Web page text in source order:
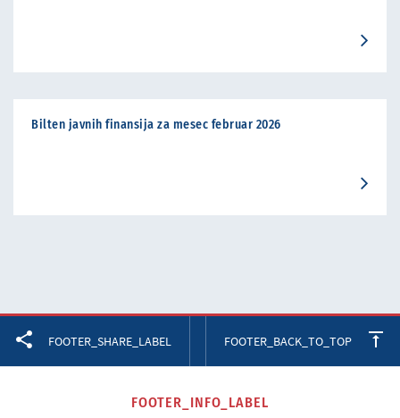
Bilten javnih finansija za mesec februar 2026
FOOTER_SHARE_LABEL FOOTER_BACK_TO_TOP
FOOTER_INFO_LABEL